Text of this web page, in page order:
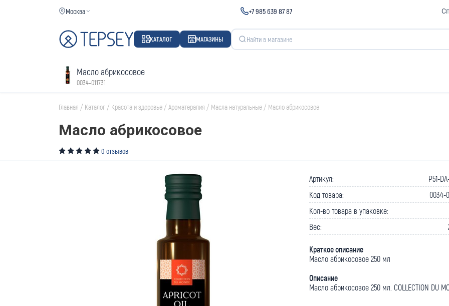
Москва +7 985 639 87 87
КАТАЛОГ МАГАЗИНЫ
Масло абрикосовое
0034-011731
Главная / Каталог / Красота и здоровье /Ароматерапия / Масла натуральные / Масло абрикосовое
Масло абрикосовое
0 отзывов
Артикул:
P51-
Код товара:
0034-
Кол-во товара в упаковке:
Вес:
Краткое описание
Масло абрикосовое 250 мл
Описание
Масло абрикосовое 250 мл. COLLECTION DU